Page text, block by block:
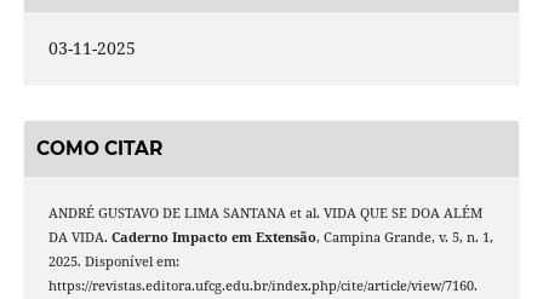
03-11-2025
COMO CITAR
ANDRÉ GUSTAVO DE LIMA SANTANA et al. VIDA QUE SE DOA ALÉM
DA VIDA. Caderno Impacto em Extensão, Campina Grande, v. 5, n. 1,
2025. Disponível em:
https://revistas.editora.ufcg.edu.br/index.php/cite/article/view/7160.